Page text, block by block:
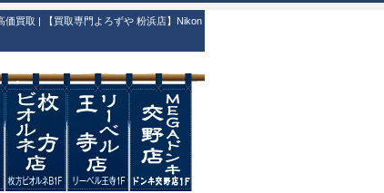
買取 | 【買取専門よろずや 粉浜店】Nikon